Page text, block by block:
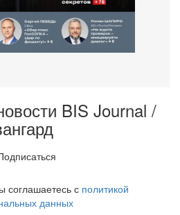
BIS Journal /
с политикой
данных